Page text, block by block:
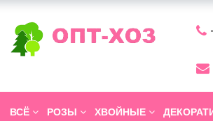
ВСЁ РОЗЫ ХВОЙНЫЕ